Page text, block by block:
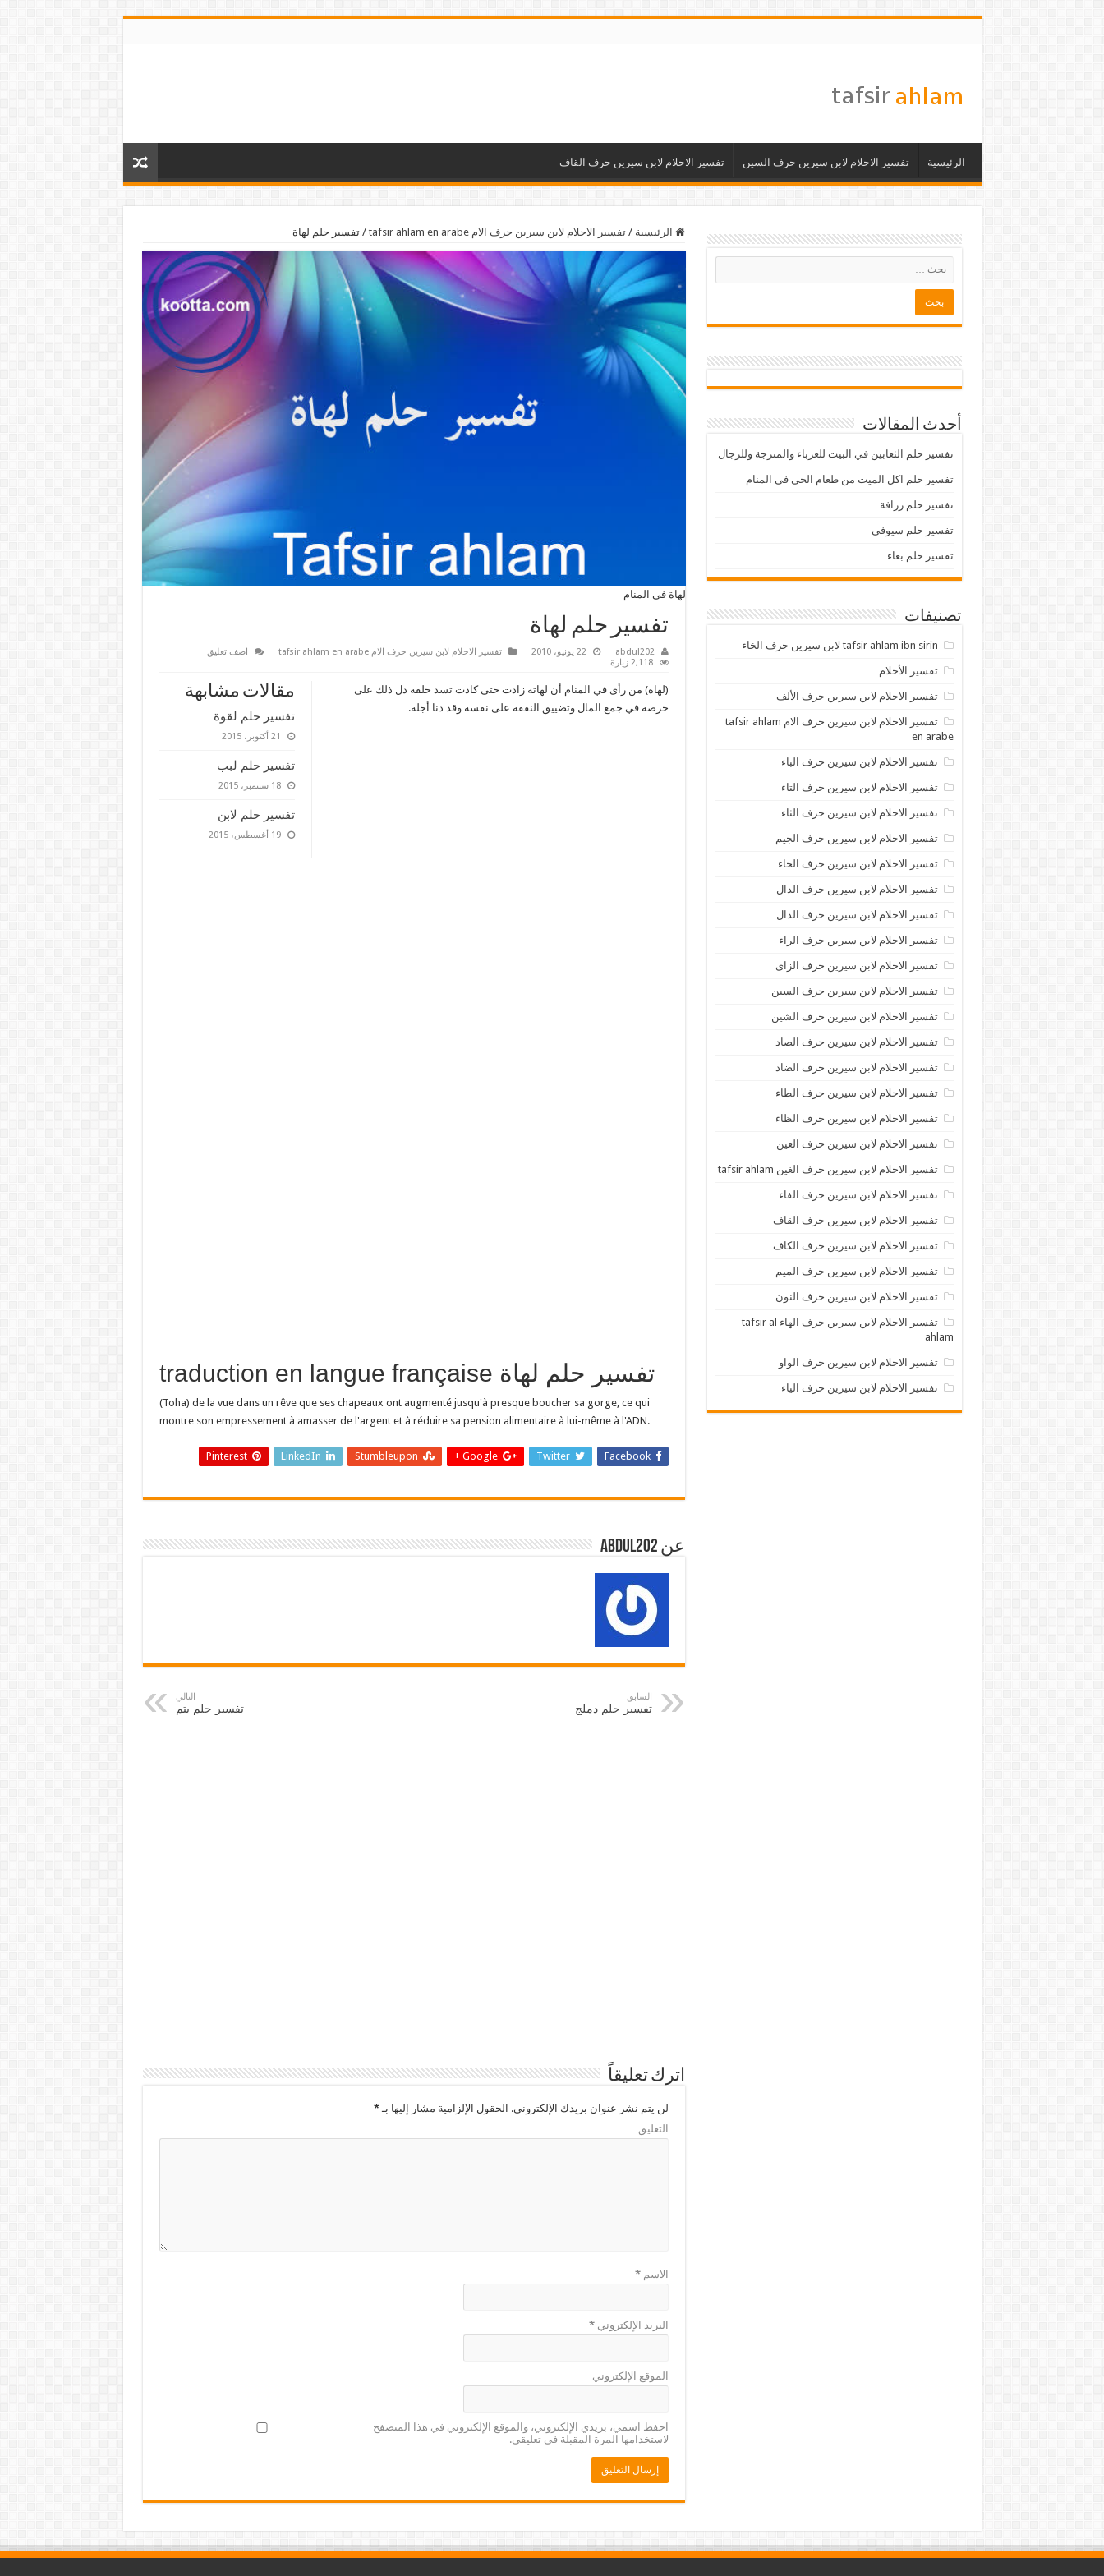
الرئيسية تفسير الاحلام لابن سيرين حرف السين تفسير الاحلام لابن سيرين حرف القاف
الرئيسية / تفسير الاحلام لابن سيرين حرف الام tafsir ahlam en arabe / تفسير حلم لهاة
لهاة في المنام
تفسير حلم لهاة
abdul202 22 يونيو، 2010 تفسير الاحلام لابن سيرين حرف الام tafsir ahlam en arabe
اضف تعليق
2,118 زيارة
مقالات مشابهة
تفسير حلم لقوة
21 أكتوبر، 2015
تفسير حلم لبب
18 سبتمبر، 2015
تفسير حلم لابن
19 أغسطس، 2015
(لهاة) من رأى في المنام أن لهاته زادت حتى كادت تسد حلقه دل ذلك على
حرصه في جمع المال وتضييق النفقة على نفسه وقد دنا أجله.
traduction en langue française تفسير حلم لهاة
(Toha) de la vue dans un rêve que ses chapeaux ont augmenté jusqu'à presque boucher sa gorge, ce qui
montre son empressement à amasser de l'argent et à réduire sa pension alimentaire à lui-même à l'ADN.
Facebook
Twitter
Google +
Stumbleupon
LinkedIn
Pinterest
عن abdul202
السابق
تفسير حلم دملج
التالي
تفسير حلم يتم
اترك تعليقاً
لن يتم نشر عنوان بريدك الإلكتروني. الحقول الإلزامية مشار إليها بـ*
التعليق
الاسم*
البريد الإلكتروني*
الموقع الإلكتروني
احفظ اسمي، بريدي الإلكتروني، والموقع الإلكتروني في هذا المتصفح
لاستخدامها المرة المقبلة في تعليقي.
أحدث المقالات
تفسير حلم الثعابين في البيت للعزباء والمتزجة وللرجال
تفسير حلم اكل الميت من طعام الحي في المنام
تفسير حلم زرافة
تفسير حلم سيوفي
تفسير حلم بغاء
تصنيفات
tafsir ahlam ibn sirin لابن سيرين حرف الخاء
تفسير الأحلام
تفسير الاحلام لابن سيرين حرف الألف
تفسير الاحلام لابن سيرين حرف الام tafsir ahlam
en arabe
تفسير الاحلام لابن سيرين حرف الباء
تفسير الاحلام لابن سيرين حرف التاء
تفسير الاحلام لابن سيرين حرف الثاء
تفسير الاحلام لابن سيرين حرف الجيم
تفسير الاحلام لابن سيرين حرف الحاء
تفسير الاحلام لابن سيرين حرف الدال
تفسير الاحلام لابن سيرين حرف الذال
تفسير الاحلام لابن سيرين حرف الراء
تفسير الاحلام لابن سيرين حرف الزاى
تفسير الاحلام لابن سيرين حرف السين
تفسير الاحلام لابن سيرين حرف الشين
تفسير الاحلام لابن سيرين حرف الصاد
تفسير الاحلام لابن سيرين حرف الضاد
تفسير الاحلام لابن سيرين حرف الطاء
تفسير الاحلام لابن سيرين حرف الظاء
تفسير الاحلام لابن سيرين حرف العين
تفسير الاحلام لابن سيرين حرف الغين tafsir ahlam
تفسير الاحلام لابن سيرين حرف الفاء
تفسير الاحلام لابن سيرين حرف القاف
تفسير الاحلام لابن سيرين حرف الكاف
تفسير الاحلام لابن سيرين حرف الميم
تفسير الاحلام لابن سيرين حرف النون
تفسير الاحلام لابن سيرين حرف الهاء tafsir al
ahlam
تفسير الاحلام لابن سيرين حرف الواو
تفسير الاحلام لابن سيرين حرف الياء